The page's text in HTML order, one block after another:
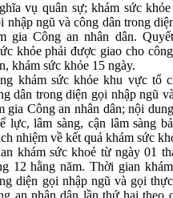
vụ quân sự; khám sức
nhập ngũ và công dân trong
gia Công an nhân dân.
khỏe phải được giao cho
khám sức khỏe 15 ngày.
khám sức khỏe khu vực tổ
dân trong diện gọi nhập ngũ
gia Công an nhân dân; nội
lực, lâm sàng, cận lâm sàng
nhiệm về kết quả khám sức
khám sức khoẻ từ ngày 01
12 hằng năm. Thời gian
diện gọi nhập ngũ và gọi
an nhân dân lần thứ hai